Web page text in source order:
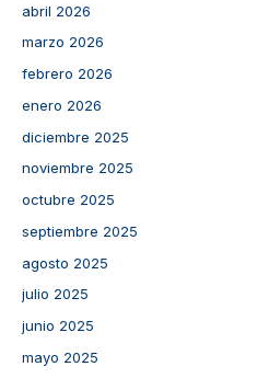
abril 2026
marzo 2026
febrero 2026
enero 2026
diciembre 2025
noviembre 2025
octubre 2025
septiembre 2025
agosto 2025
julio 2025
junio 2025
mayo 2025